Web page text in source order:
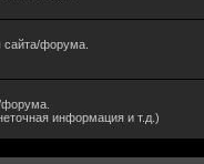
форума.
форума.
информация и т.д.)